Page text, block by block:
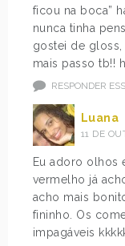
ficou na boca”
nunca tinha
gostei de gloss,
mais passo tb!!
RESPONDER
Luana
11 DE
Eu adoro olhos
vermelho já
acho mais
fininho. Os
impagáveis